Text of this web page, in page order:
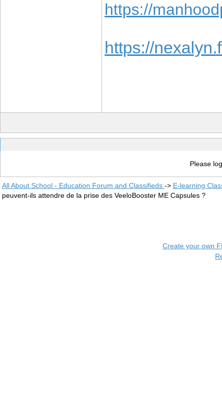
https://
https://
Please
All About School - Education Forum and Classifieds -> E-learning
peuvent-ils attendre de la prise des VeeloBooster ME Capsules ?
Create your own